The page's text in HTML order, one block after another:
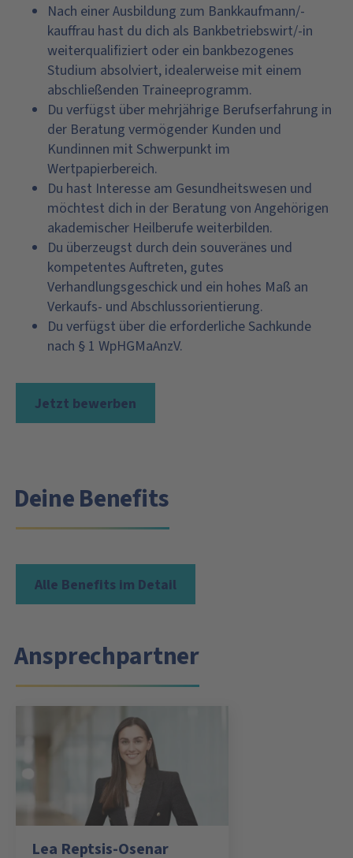
Nach einer Ausbildung zum Bankkaufmann/-
kauffrau hast du dich als Bankbetriebswirt/-in
weiterqualifiziert oder ein bankbezogenes
Studium absolviert, idealerweise mit einem
abschließenden Traineeprogramm.
Du verfügst über mehrjährige Berufserfahrung in
der Beratung vermögender Kunden und
Kundinnen mit Schwerpunkt im
Wertpapierbereich.
Du hast Interesse am Gesundheitswesen und
möchtest dich in der Beratung von Angehörigen
akademischer Heilberufe weiterbilden.
Du überzeugst durch dein souveränes und
kompetentes Auftreten, gutes
Verhandlungsgeschick und ein hohes Maß an
Verkaufs- und Abschlussorientierung.
Du verfügst über die erforderliche Sachkunde
nach § 1 WpHGMaAnzV.
Jetzt bewerben
Deine Benefits
Alle Benefits im Detail
Ansprechpartner
Lea Reptsis-Osenar